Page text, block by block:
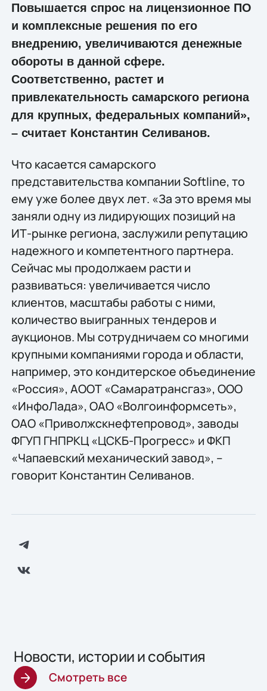
Повышается спрос на лицензионное ПО
и комплексные решения по его
внедрению, увеличиваются денежные
обороты в данной сфере.
Соответственно, растет и
привлекательность самарского региона
для крупных, федеральных компаний»,
– считает Константин Селиванов.
Что касается самарского
представительства компании Softline, то
ему уже более двух лет. «За это время мы
заняли одну из лидирующих позиций на
ИТ-рынке региона, заслужили репутацию
надежного и компетентного партнера.
Сейчас мы продолжаем расти и
развиваться: увеличивается число
клиентов, масштабы работы с ними,
количество выигранных тендеров и
аукционов. Мы сотрудничаем со многими
крупными компаниями города и области,
например, это кондитерское объединение
«Россия», АООТ «Самаратрансгаз», ООО
«ИнфоЛада», ОАО «Волгоинформсеть»,
ОАО «Приволжскнефтепровод», заводы
ФГУП ГНПРКЦ «ЦСКБ-Прогресс» и ФКП
«Чапаевский механический завод», –
говорит Константин Селиванов.
Новости, истории и события
Смотреть все